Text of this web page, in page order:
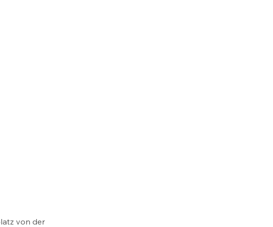
von der